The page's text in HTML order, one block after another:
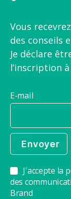
Vous
des conseils
Je déclare
l’inscription
E-mail
J'accepte la
des
Brand